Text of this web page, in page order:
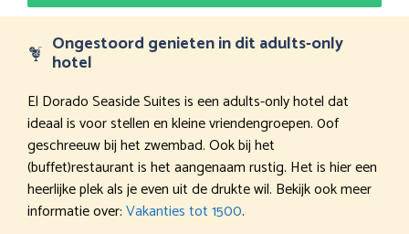
Ongestoord genieten in dit adults-only
hotel
El Dorado Seaside Suites is een adults-only hotel dat
ideaal is voor stellen en kleine vriendengroepen. 0of
geschreeuw bij het zwembad. Ook bij het
(buffet)restaurant is het aangenaam rustig. Het is hier een
heerlijke plek als je even uit de drukte wil. Bekijk ook meer
informatie over:Vakanties tot 1500.